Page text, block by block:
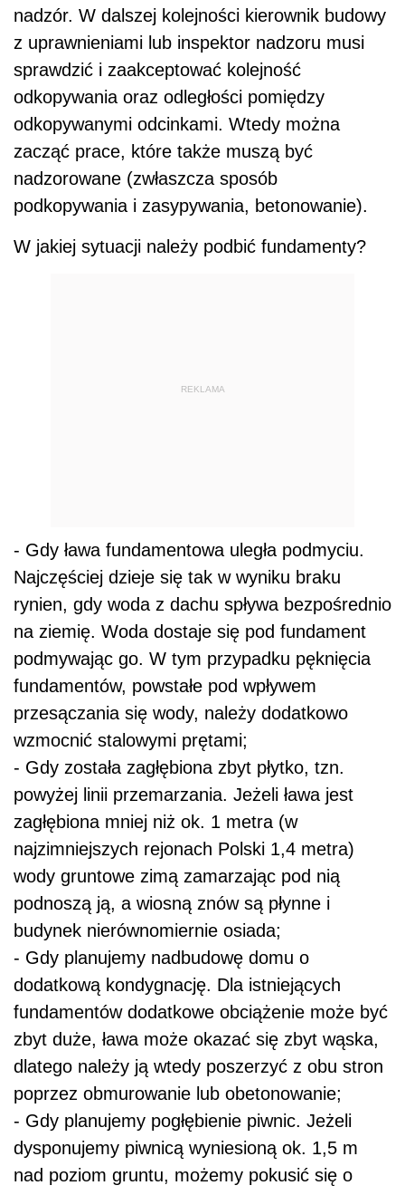
nadzór. W dalszej kolejności kierownik budowy
z uprawnieniami lub inspektor nadzoru musi
sprawdzić i zaakceptować kolejność
odkopywania oraz odległości pomiędzy
odkopywanymi odcinkami. Wtedy można
zacząć prace, które także muszą być
nadzorowane (zwłaszcza sposób
podkopywania i zasypywania, betonowanie).
W jakiej sytuacji należy podbić fundamenty?
REKLAMA
- Gdy ława fundamentowa uległa podmyciu.
Najczęściej dzieje się tak w wyniku braku
rynien, gdy woda z dachu spływa bezpośrednio
na ziemię. Woda dostaje się pod fundament
podmywając go. W tym przypadku pęknięcia
fundamentów, powstałe pod wpływem
przesączania się wody, należy dodatkowo
wzmocnić stalowymi prętami;
- Gdy została zagłębiona zbyt płytko, tzn.
powyżej linii przemarzania. Jeżeli ława jest
zagłębiona mniej niż ok. 1 metra (w
najzimniejszych rejonach Polski 1,4 metra)
wody gruntowe zimą zamarzając pod nią
podnoszą ją, a wiosną znów są płynne i
budynek nierównomiernie osiada;
- Gdy planujemy nadbudowę domu o
dodatkową kondygnację. Dla istniejących
fundamentów dodatkowe obciążenie może być
zbyt duże, ława może okazać się zbyt wąska,
dlatego należy ją wtedy poszerzyć z obu stron
poprzez obmurowanie lub obetonowanie;
- Gdy planujemy pogłębienie piwnic. Jeżeli
dysponujemy piwnicą wyniesioną ok. 1,5 m
nad poziom gruntu, możemy pokusić się o